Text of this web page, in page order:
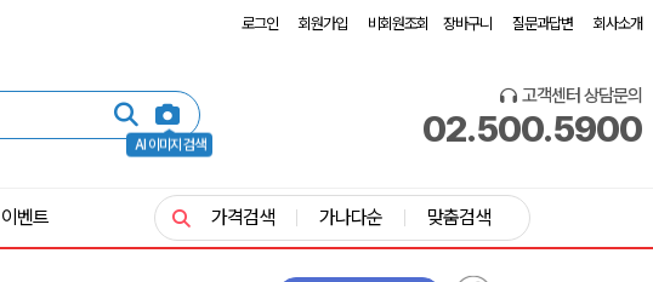
로그인 회원가입 비회원조회 장바구니 질문과답변 회사소개
AI 이미지 검색
고객센터 상담문의
02.500.5900
이벤트 가격검색 가나다순 맞춤검색